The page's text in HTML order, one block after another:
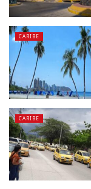
CARIBE
CARIBE